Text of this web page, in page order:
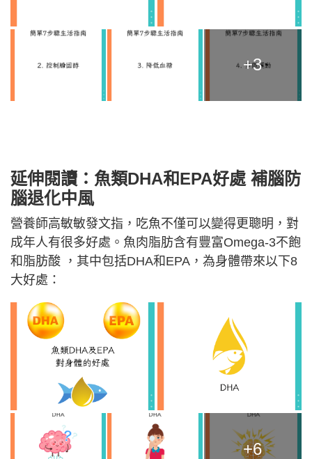
+3
延伸閱讀： 魚類DHA和EPA好處 補腦防
腦退化中風
營養師高敏敏發文指，吃魚不僅可以變得更聰明，對
成年人有很多好處。魚肉脂肪含有豐富Omega-3不飽
和脂肪酸 ，其中包括DHA和EPA，為身體帶來以下8
大好處：
+6